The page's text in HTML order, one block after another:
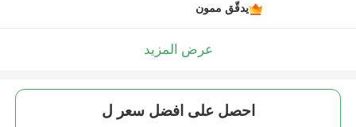
يدقّق ممون
عرض المزيد
احصل على افضل سعر ل